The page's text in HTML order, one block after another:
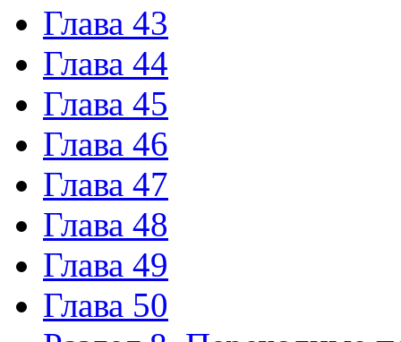
Глава 43
Глава 44
Глава 45
Глава 46
Глава 47
Глава 48
Глава 49
Глава 50